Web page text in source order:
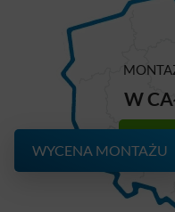
W
WYCENA MONTAŻU